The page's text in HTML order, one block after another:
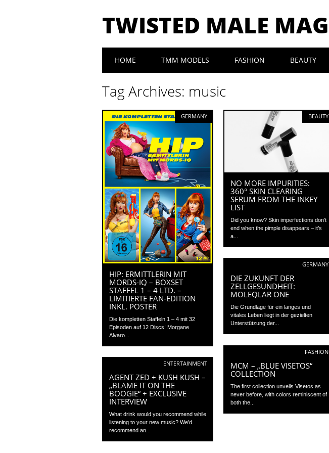
TWISTED MALE MAG
Main menu
HOME TMM MODELS FASHION BEAUTY
Tag Archives: music
GERMANY
HIP: ERMITTLERIN MIT
MORDS-IQ – BOXSET
STAFFEL 1 – 4 LTD. –
LIMITIERTE FAN-EDITION
INKL. POSTER
Die kompletten Staffeln 1 – 4 mit 32
Episoden auf 12 Discs! Morgane
Alvaro...
BEAUTY
NO MORE IMPURITIES:
360° SKIN CLEARING
SERUM FROM THE INKEY
LIST
Did you know? Skin imperfections don’t
end when the pimple disappears – it’s
a...
GERMANY
DIE ZUKUNFT DER
ZELLGESUNDHEIT:
MOLEQLAR ONE
Die Grundlage für ein langes und
vitales Leben liegt in der gezielten
Unterstützung der...
FASHION
MCM – „BLUE VISETOS“
COLLECTION
The first collection unveils Visetos as
never before, with colors reminiscent of
both the...
ENTERTAINMENT
AGENT ZED + KUSH KUSH –
„BLAME IT ON THE
BOOGIE“ + EXCLUSIVE
INTERVIEW
What drink would you recommend while
listening to your new music? We’d
recommend an...